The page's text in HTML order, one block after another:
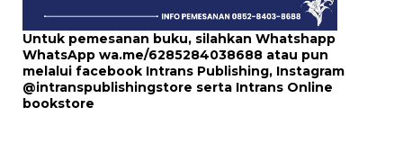
Untuk pemesanan buku, silahkan Whatshapp
WhatsApp wa.me/6285284038688 atau pun
melalui facebook Intrans Publishing, Instagram
@intranspublishingstore serta Intrans Online
bookstore